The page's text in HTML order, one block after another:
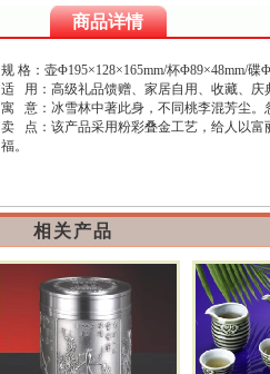
商品详情
规 格：壶Φ195×128×165mm/杯Φ89×48mm/碟
适 用：高级礼品馈赠、家居自用、收藏、庆
寓 意：冰雪林中著此身，不同桃李混芳尘。
卖 点：该产品采用粉彩叠金工艺，给人以富
福。
相关产品